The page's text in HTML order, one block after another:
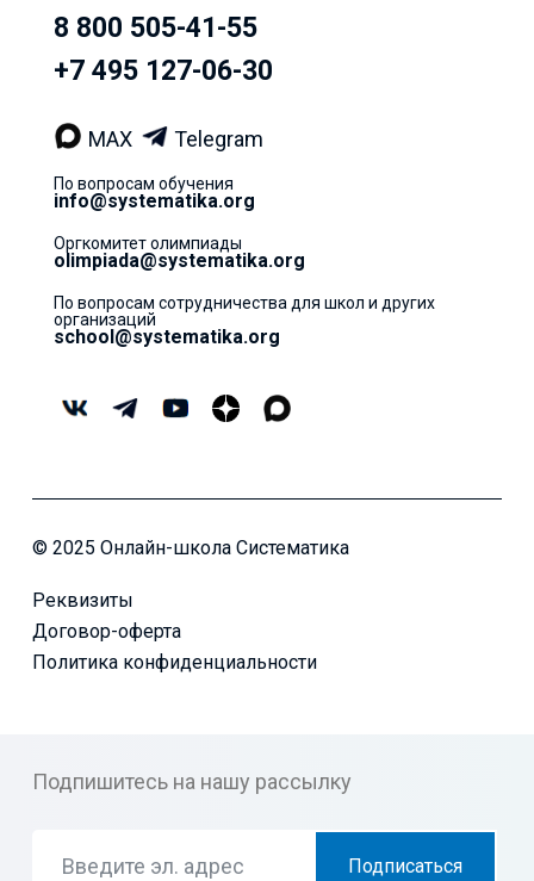
8 800 505-41-55
+7 495 127-06-30
MAX Telegram
По вопросам обучения
info@systematika.org
Оргкомитет олимпиады
olimpiada@systematika.org
По вопросам сотрудничества для школ и других
организаций
school@systematika.org
© 2025 Онлайн-школа Систематика
Реквизиты
Договор-оферта
Политика конфиденциальности
Подпишитесь на нашу рассылку
Подписаться